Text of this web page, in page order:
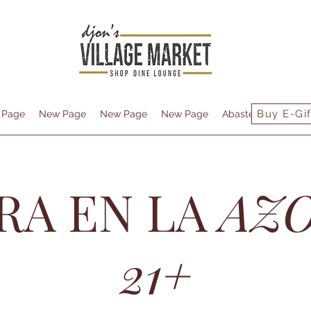
New Page New Page New Page Abastecimiento
Buy E-
EN LA
21+